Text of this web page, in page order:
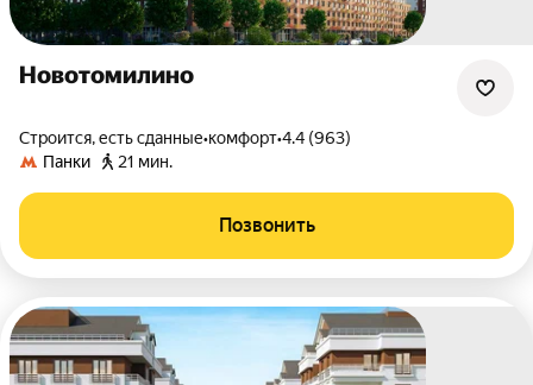
Новотомилино
Строится, есть сданные•комфорт•4.4 (963)
Панки
21 мин.
Позвонить